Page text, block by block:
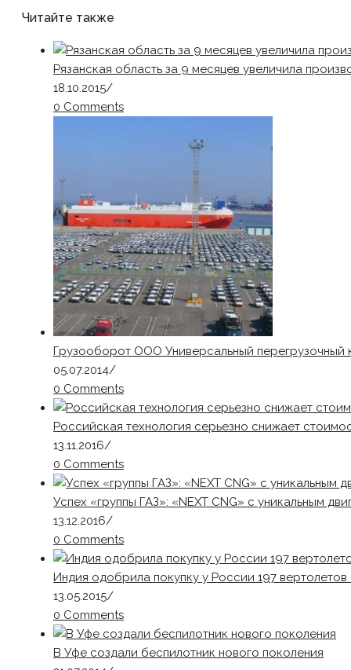
Читайте также
Рязанская область за 9 месяцев увеличила
18.10.2015/
0 Comments
Грузооборот ООО Универсальный перегрузочный
05.07.2014/
0 Comments
Российская технология серьезно снижает
13.11.2016/
0 Comments
Успех «группы ГАЗ»: «NEXT CNG» с уникальным
13.12.2016/
0 Comments
Индия одобрила покупку у России 197
13.05.2015/
0 Comments
В Уфе создали беспилотник нового поколения